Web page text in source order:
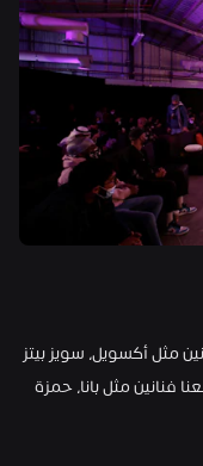
أُقيم برنامج إكس بي ٢١ النهاري مع أهم الفنانين مثل أكسويل، سويز بيتز